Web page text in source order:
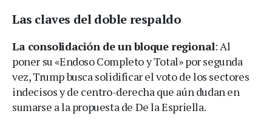
Las claves del doble respaldo
La consolidación de un bloque regional: Al
poner su «Endoso Completo y Total» por segunda
vez, Trump busca solidificar el voto de los sectores
indecisos y de centro-derecha que aún dudan en
sumarse a la propuesta de De la Espriella.